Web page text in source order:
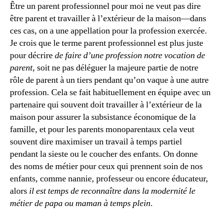
Être un parent professionnel pour moi ne veut pas dire
être parent et travailler à l’extérieur de la maison—dans
ces cas, on a une appellation pour la profession exercée.
Je crois que le terme parent professionnel est plus juste
pour décrirede faire d’une profession notre vocation de
parent, soit ne pas déléguer la majeure partie de notre
rôle de parent à un tiers pendant qu’on vaque à une autre
profession. Cela se fait habituellement en équipe avec un
partenaire qui souvent doit travailler à l’extérieur de la
maison pour assurer la subsistance économique de la
famille, et pour les parents monoparentaux cela veut
souvent dire maximiser un travail à temps partiel
pendant la sieste ou le coucher des enfants. On donne
des noms de métier pour ceux qui prennent soin de nos
enfants, comme nannie, professeur ou encore éducateur,
alors il est temps de reconnaître dans la modernité le
métier de papa ou maman à temps plein.